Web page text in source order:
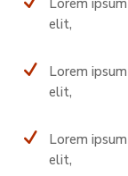
elit,
N
Lorem
elit,
N
Lorem
elit,